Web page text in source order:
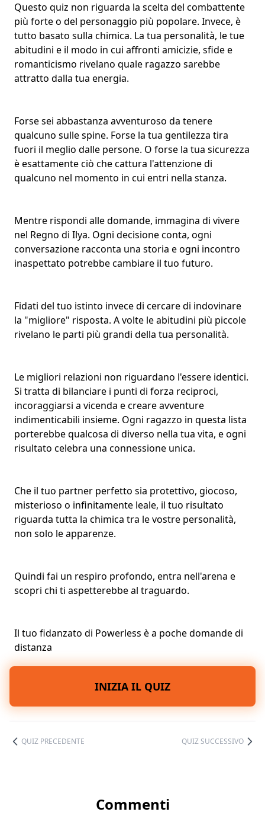
Questo quiz non riguarda la scelta del combattente
più forte o del personaggio più popolare. Invece, è
tutto basato sulla chimica. La tua personalità, le tue
abitudini e il modo in cui affronti amicizie, sfide e
romanticismo rivelano quale ragazzo sarebbe
attratto dalla tua energia.
Forse sei abbastanza avventuroso da tenere
qualcuno sulle spine. Forse la tua gentilezza tira
fuori il meglio dalle persone. O forse la tua sicurezza
è esattamente ciò che cattura l'attenzione di
qualcuno nel momento in cui entri nella stanza.
Mentre rispondi alle domande, immagina di vivere
nel Regno di Ilya. Ogni decisione conta, ogni
conversazione racconta una storia e ogni incontro
inaspettato potrebbe cambiare il tuo futuro.
Fidati del tuo istinto invece di cercare di indovinare
la "migliore" risposta. A volte le abitudini più piccole
rivelano le parti più grandi della tua personalità.
Le migliori relazioni non riguardano l'essere identici.
Si tratta di bilanciare i punti di forza reciproci,
incoraggiarsi a vicenda e creare avventure
indimenticabili insieme. Ogni ragazzo in questa lista
porterebbe qualcosa di diverso nella tua vita, e ogni
risultato celebra una connessione unica.
Che il tuo partner perfetto sia protettivo, giocoso,
misterioso o infinitamente leale, il tuo risultato
riguarda tutta la chimica tra le vostre personalità,
non solo le apparenze.
Quindi fai un respiro profondo, entra nell'arena e
scopri chi ti aspetterebbe al traguardo.
Il tuo fidanzato di Powerless è a poche domande di
distanza
INIZIA IL QUIZ
QUIZ PRECEDENTE QUIZ SUCCESSIVO
Commenti